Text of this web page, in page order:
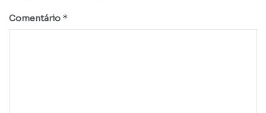
Comentário *